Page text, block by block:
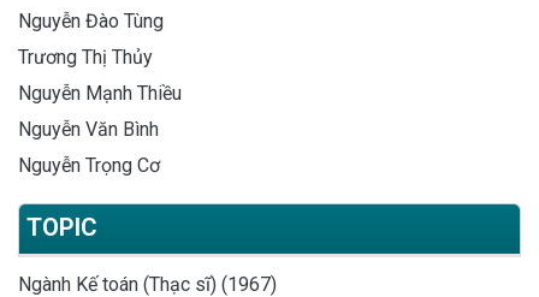
Nguyễn Đào Tùng
Trương Thị Thủy
Nguyễn Mạnh Thiều
Nguyễn Văn Bình
Nguyễn Trọng Cơ
TOPIC
Ngành Kế toán (Thạc sĩ) (1967)